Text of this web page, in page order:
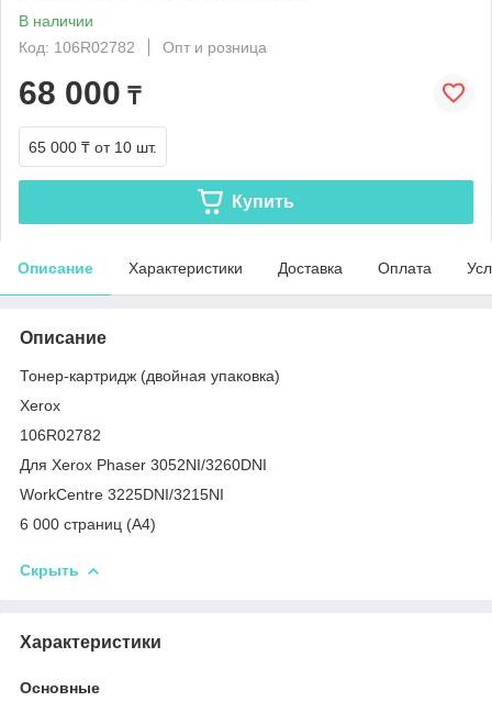
В наличии
Код: 106R02782
Опт и розница
68 000 ₸
65 000 ₸ от 10 шт.
Купить
Описание Характеристики Доставка Оплата
Описание
Тонер-картридж (двойная упаковка)
Xerox
106R02782
Для Xerox Phaser 3052NI/3260DNI
WorkCentre 3225DNI/3215NI
6 000 страниц (А4)
Скрыть
Характеристики
Основные